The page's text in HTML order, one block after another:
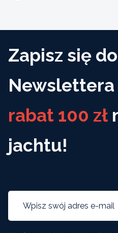
Zapisz się do
Newslettera
rabat 100 zł
jachtu!